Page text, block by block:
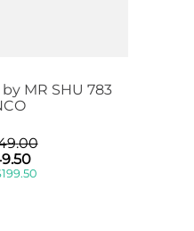
MR SHU 783
.00
.50
199.50